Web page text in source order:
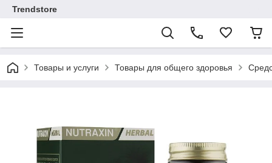
Trendstore
Товары и услуги Товары для общего здоровья